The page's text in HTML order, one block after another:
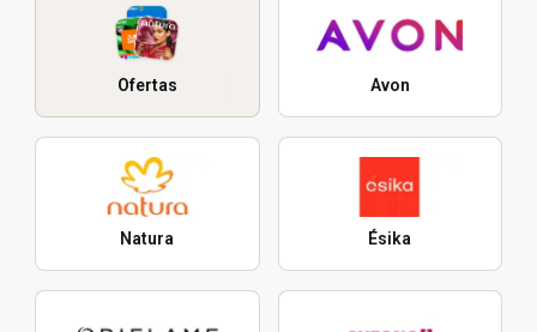
Ofertas Avon
Natura Ésika